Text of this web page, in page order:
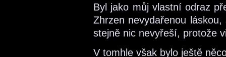
Byl jako můj vlastní odraz
Zhrzen nevydařenou
stejně nic nevyřeší, protože
V tomhle však bylo ještě